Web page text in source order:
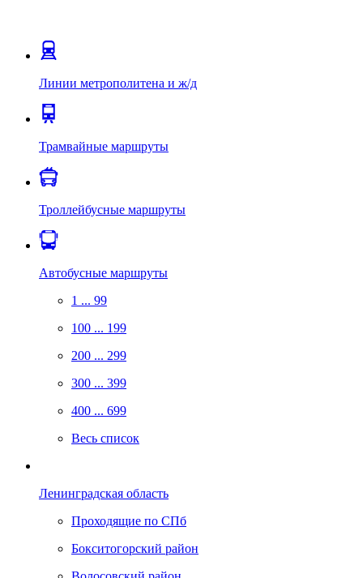
Линии метрополитена и ж/д
Трамвайные маршруты
Троллейбусные маршруты
Автобусные маршруты
1 ... 99
100 ... 199
200 ... 299
300 ... 399
400 ... 699
Весь список
Ленинградская область
Проходящие по СПб
Бокситогорский район